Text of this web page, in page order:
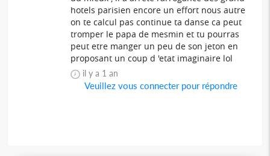
hotels parisien encore un effort nous autre
on te calcul pas continue ta danse ca peut
tromper le papa de mesmin et tu pourras
peut etre manger un peu de son jeton en
proposant un coup d 'etat imaginaire lol
il y a 1 an
Veuillez vous connecter pour répondre